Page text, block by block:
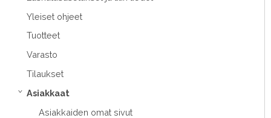
Yleiset ohjeet
Tuotteet
Varasto
Tilaukset
› Asiakkaat
Asiakkaiden omat sivut